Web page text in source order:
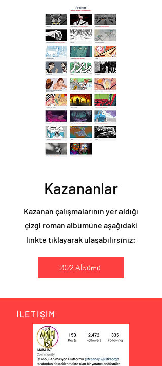
Kazananlar
Kazanan çalışmalarının yer aldığı
çizgi roman albümüne aşağıdaki
linkte tıklayarak ulaşabilirsiniz:
2022 Albümü
İLETİŞİM